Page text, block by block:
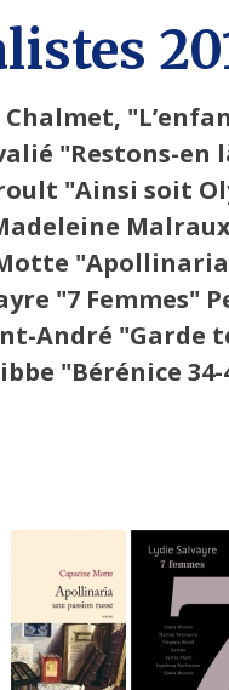
"Restons-
"Ainsi soit
"7 Femmes"
André "Garde
"Bérénice